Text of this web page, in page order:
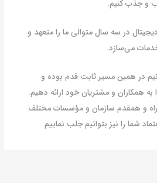
و جذب کنیم.
در سه سال متوالی ما را متعهد و
می‌سازد.
در همین مسیر ثابت قدم بوده و
همکاران و مشتریان خود ارائه دهیم.
و همقدم سازمان و مؤسسات مختلف
شما را نیز بتوانیم جلب نماییم.